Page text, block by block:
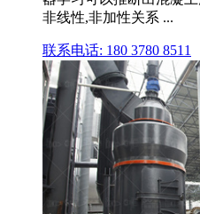
非线性,非加性关系 ...
联系电话: 180 3780 8511